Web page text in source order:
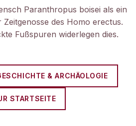
Paranthropus boisei als ein
des Homo erectus.
Fußspuren widerlegen dies.
& ARCHÄOLOGIE
STARTSEITE